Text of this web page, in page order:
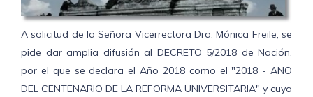
A solicitud de la Señora Vicerrectora Dra. Mónica Freile, se
pide dar amplia difusión al DECRETO 5/2018 de Nación,
por el que se declara el Año 2018 como el "2018 - AÑO
DEL CENTENARIO DE LA REFORMA UNIVERSITARIA" y cuya